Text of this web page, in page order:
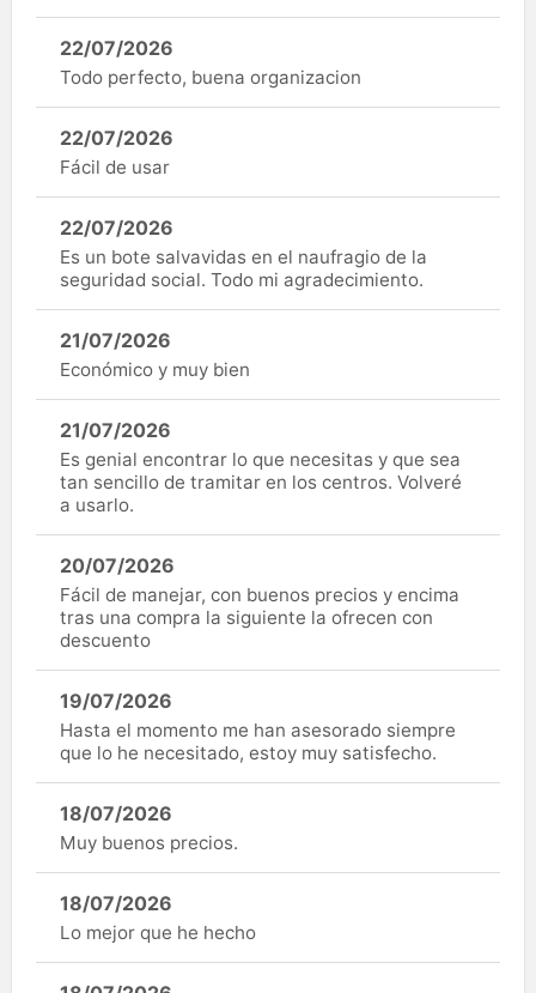
22/07/2026
Todo perfecto, buena organizacion
22/07/2026
Fácil de usar
22/07/2026
Es un bote salvavidas en el naufragio de la
seguridad social. Todo mi agradecimiento.
21/07/2026
Económico y muy bien
21/07/2026
Es genial encontrar lo que necesitas y que sea
tan sencillo de tramitar en los centros. Volveré
a usarlo.
20/07/2026
Fácil de manejar, con buenos precios y encima
tras una compra la siguiente la ofrecen con
descuento
19/07/2026
Hasta el momento me han asesorado siempre
que lo he necesitado, estoy muy satisfecho.
18/07/2026
Muy buenos precios.
18/07/2026
Lo mejor que he hecho